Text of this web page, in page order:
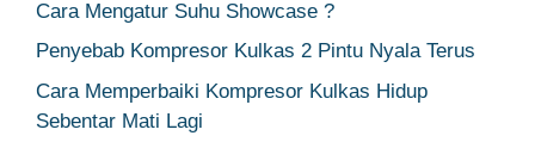
Cara Mengatur Suhu Showcase ?
Penyebab Kompresor Kulkas 2 Pintu Nyala Terus
Cara Memperbaiki Kompresor Kulkas Hidup
Sebentar Mati Lagi